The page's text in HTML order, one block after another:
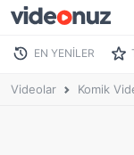
EN YENİLER
Videolar Komik